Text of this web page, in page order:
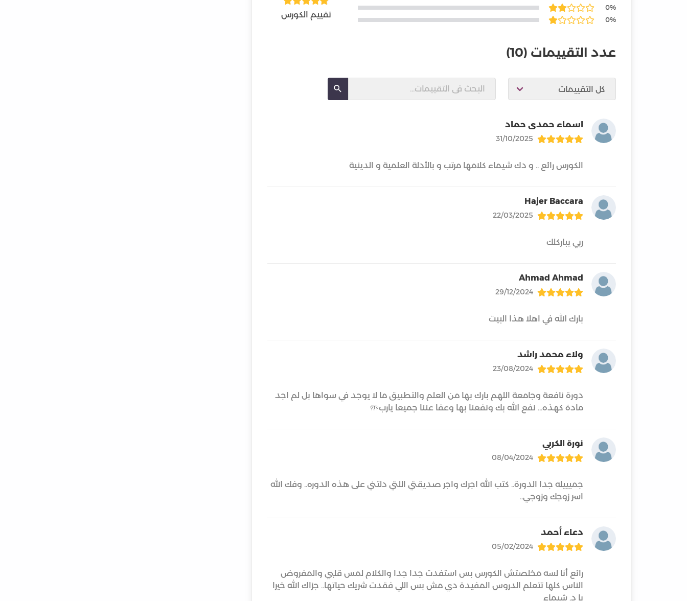
تقييم الكورس
0%
0%
عدد التقييمات (10)
اسماء حمدى حماد
31/10/2025
الكورس رائع .. و دك شيماء كلامها مرتب و بالأدلة العلمية و الدينية
Hajer Baccara
22/03/2025
ربي يباركلك
Ahmad Ahmad
29/12/2024
بارك الله في اهلا هذا البيت
ولاء محمد راشد
23/08/2024
دورة نافعة وجامعة اللهم بارك بها من العلم والتطبيق ما لا يوجد في سواها بل لم اجد
مادة كهذه... نفع الله بك ونفعنا بها وعفا عننا جميعا يارب🤲
نورة الكربي
08/04/2024
جميييله جدا الدورة.. كتب الله اجرك واجر صديقتي اللتي دلتني على هذه الدوره.. وفك الله
اسر زوجك وزوجي..
دعاء أحمد
05/02/2024
رائع أنا لسه مخلصتش الكورس بس استفدت جدا جدا والكلام لمس قلبي والمفروض
الناس كلها تتعلم الدروس المفيدة دي مش بس اللي فقدت شريك حياتها.. جزاك الله خيرا
يا د. شيماء